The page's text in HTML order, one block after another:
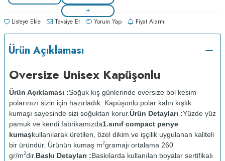
Listeye Ekle Tavsiye Et Yorum Yap Fiyat Alarmı
Ürün Açıklaması
Oversize Unisex Kapüşonlu
Ürün Açıklaması :Soğuk kış günlerinde oversize bol kesim
polarınızı sizin için hazırladık. Kapüşonlu polar kalın kışlık
kumaşı sayesinde sizi soğuktan korur.Ürün Detayları :Yüzde yüz
pamuk ve kendi fabrikamızda1.sınıf compact penye
kumaşkullanılarak üretilen, özel dikim ve işçilik uygulanan kaliteli
bir üründür. Ürünün kumaş m2gramajı ortalama 260
gr/m2dir. Baskı Detayları :Baskılarda kullanılan boyalar sertifikalı